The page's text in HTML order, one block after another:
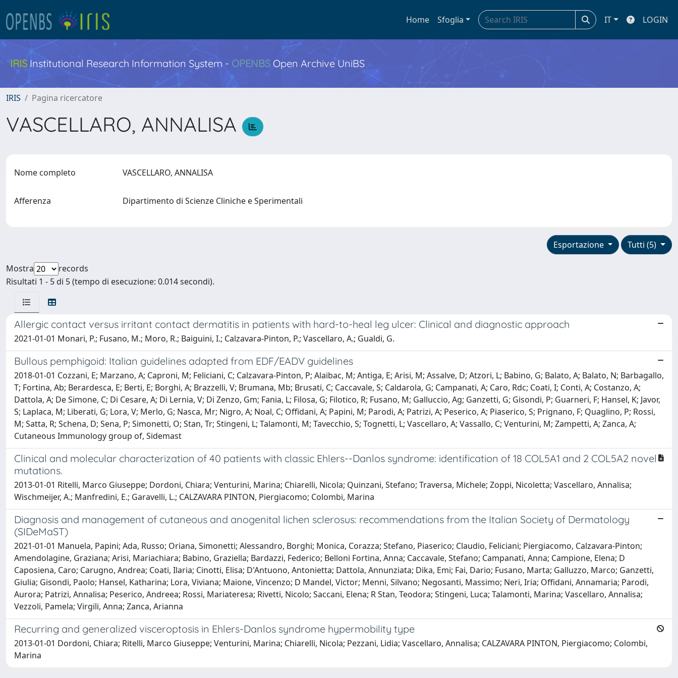
Home Sfoglia IT LOGIN
IRIS Institutional Research Information System - OPENBS Open Archive UniBS
IRIS Pagina ricercatore
VASCELLARO, ANNALISA
Nome completo VASCELLARO, ANNALISA
Afferenza Dipartimento di Scienze Cliniche e Sperimentali
Tutti (5)
Esportazione
Mostra
records
Risultati 1 - 5 di 5 (tempo di esecuzione: 0.014 secondi).
Allergic contact versus irritant contact dermatitis in patients with hard-to-heal leg ulcer: Clinical and diagnostic approach
2021-01-01 Monari, P.; Fusano, M.; Moro, R.; Baiguini, I.; Calzavara-Pinton, P.; Vascellaro, A.; Gualdi, G.
Bullous pemphigoid: Italian guidelines adapted from EDF/EADV guidelines
2018-01-01 Cozzani, E; Marzano, A; Caproni, M; Feliciani, C; Calzavara-Pinton, P; Alaibac, M; Antiga, E; Arisi, M; Assalve, D; Atzori, L; Babino, G; Balato, A; Balato, N; Barbagallo,
T; Fortina, Ab; Berardesca, E; Berti, E; Borghi, A; Brazzelli, V; Brumana, Mb; Brusati, C; Caccavale, S; Caldarola, G; Campanati, A; Caro, Rdc; Coati, I; Conti, A; Costanzo, A;
Dattola, A; De Simone, C; Di Cesare, A; Di Lernia, V; Di Zenzo, Gm; Fania, L; Filosa, G; Filotico, R; Fusano, M; Galluccio, Ag; Ganzetti, G; Gisondi, P; Guarneri, F; Hansel, K; Javor,
S; Laplaca, M; Liberati, G; Lora, V; Merlo, G; Nasca, Mr; Nigro, A; Noal, C; Offidani, A; Papini, M; Parodi, A; Patrizi, A; Peserico, A; Piaserico, S; Prignano, F; Quaglino, P; Rossi,
M; Satta, R; Schena, D; Sena, P; Simonetti, O; Stan, Tr; Stingeni, L; Talamonti, M; Tavecchio, S; Tognetti, L; Vascellaro, A; Vassallo, C; Venturini, M; Zampetti, A; Zanca, A;
Cutaneous Immunology group of, Sidemast
Clinical and molecular characterization of 40 patients with classic Ehlers--Danlos syndrome: identification of 18 COL5A1 and 2 COL5A2 novel
mutations.
2013-01-01 Ritelli, Marco Giuseppe; Dordoni, Chiara; Venturini, Marina; Chiarelli, Nicola; Quinzani, Stefano; Traversa, Michele; Zoppi, Nicoletta; Vascellaro, Annalisa;
Wischmeijer, A.; Manfredini, E.; Garavelli, L.; CALZAVARA PINTON, Piergiacomo; Colombi, Marina
Diagnosis and management of cutaneous and anogenital lichen sclerosus: recommendations from the Italian Society of Dermatology
(SIDeMaST)
2021-01-01 Manuela, Papini; Ada, Russo; Oriana, Simonetti; Alessandro, Borghi; Monica, Corazza; Stefano, Piaserico; Claudio, Feliciani; Piergiacomo, Calzavara-Pinton;
Amendolagine, Graziana; Arisi, Mariachiara; Babino, Graziella; Bardazzi, Federico; Belloni Fortina, Anna; Caccavale, Stefano; Campanati, Anna; Campione, Elena; D
Caposiena, Caro; Carugno, Andrea; Coati, Ilaria; Cinotti, Elisa; D'Antuono, Antonietta; Dattola, Annunziata; Dika, Emi; Fai, Dario; Fusano, Marta; Galluzzo, Marco; Ganzetti,
Giulia; Gisondi, Paolo; Hansel, Katharina; Lora, Viviana; Maione, Vincenzo; D Mandel, Victor; Menni, Silvano; Negosanti, Massimo; Neri, Iria; Offidani, Annamaria; Parodi,
Aurora; Patrizi, Annalisa; Peserico, Andreea; Rossi, Mariateresa; Rivetti, Nicolo; Saccani, Elena; R Stan, Teodora; Stingeni, Luca; Talamonti, Marina; Vascellaro, Annalisa;
Vezzoli, Pamela; Virgili, Anna; Zanca, Arianna
Recurring and generalized visceroptosis in Ehlers-Danlos syndrome hypermobility type
2013-01-01 Dordoni, Chiara; Ritelli, Marco Giuseppe; Venturini, Marina; Chiarelli, Nicola; Pezzani, Lidia; Vascellaro, Annalisa; CALZAVARA PINTON, Piergiacomo; Colombi,
Marina